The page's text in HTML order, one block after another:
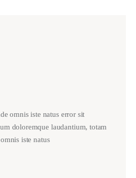
omnis iste natus error sit
doloremque laudantium, totam
iste natus